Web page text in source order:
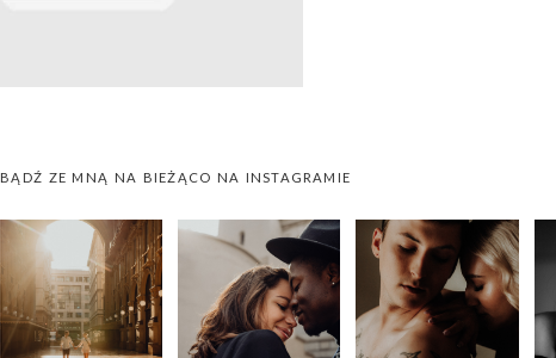
BĄDŹ ZE MNĄ NA BIEŻĄCO NA INSTAGRAMIE